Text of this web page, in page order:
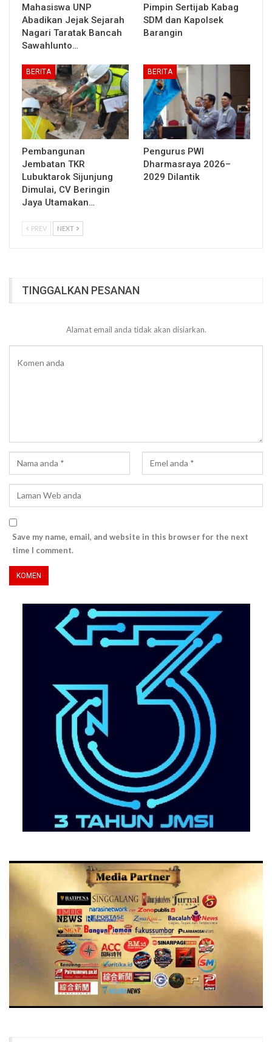
Mahasiswa UNP
Abadikan Jejak Sejarah
Nagari Taratak Bancah
Sawahlunto…
Pimpin Sertijab Kabag
SDM dan Kapolsek
Barangin
BERITA
Pembangunan
Jembatan TKR
Lubuktarok Sijunjung
Dimulai, CV Beringin
Jaya Utamakan…
BERITA
Pengurus PWI
Dharmasraya 2026–
2029 Dilantik
PREV NEXT
TINGGALKAN PESANAN
Alamat email anda tidak akan disiarkan.
Save my name, email, and website in this browser for the next
time I comment.